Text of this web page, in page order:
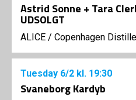
Astrid Sonne + Tara
UDSOLGT
ALICE / Copenhagen
Tuesday 6/2 kl. 19:30
Svaneborg Kardyb